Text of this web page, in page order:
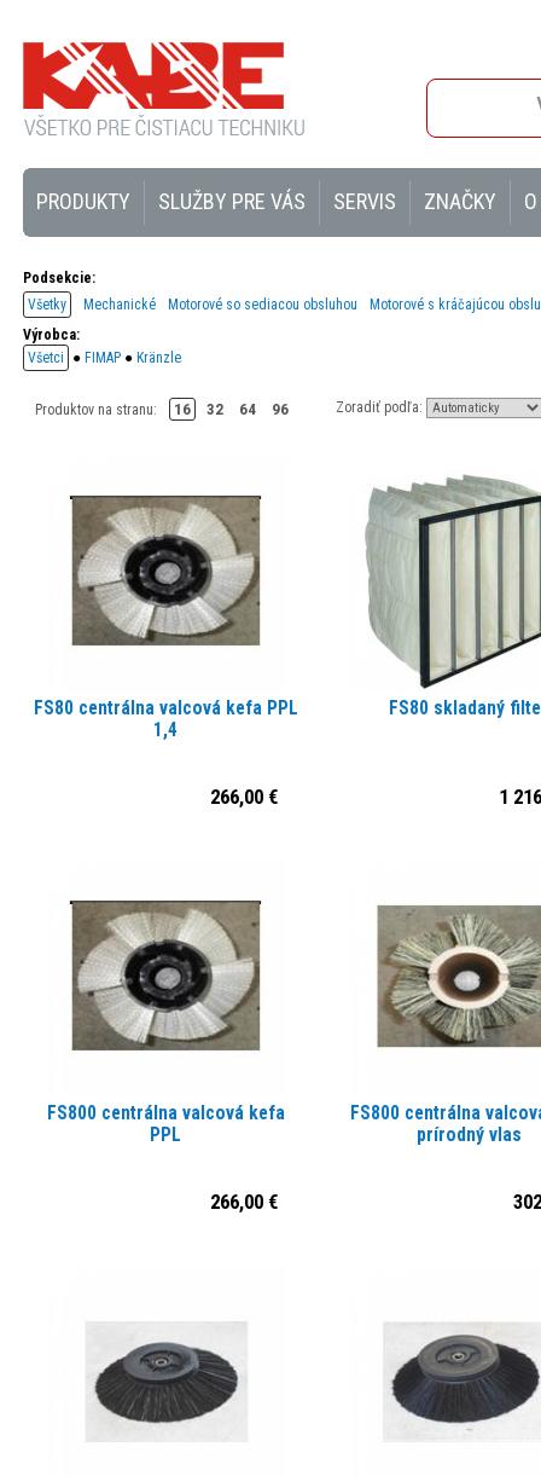
PRODUKTY SLUŽBY PRE VÁS SERVIS ZNAČKY
Podsekcie:
Všetky
Mechanické Motorové so sediacou obsluhou
Motorové s kráčajúcou
Výrobca:
Všetci
● FIMAP ● Kränzle
Produktov na stranu: 16 32 64 96 Zoradiť podľa:
FS80 centrálna valcová kefa PPL
1,4
266,00 €
FS80 skladaný
1
FS800 centrálna valcová kefa
PPL
266,00 €
FS800 centrálna
prírodný vlas